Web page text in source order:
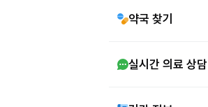
약국 찾기
실시간 의료 상담